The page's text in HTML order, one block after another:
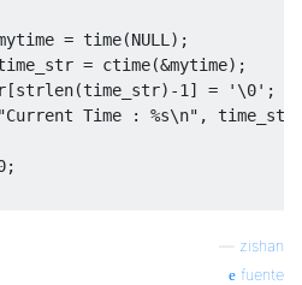
= time(NULL );
= ctime(&mytime);
[strlen(time_str)-1 ] = '\0' ;
"Current Time : %s\n" , time_str
;
zishan
fuente